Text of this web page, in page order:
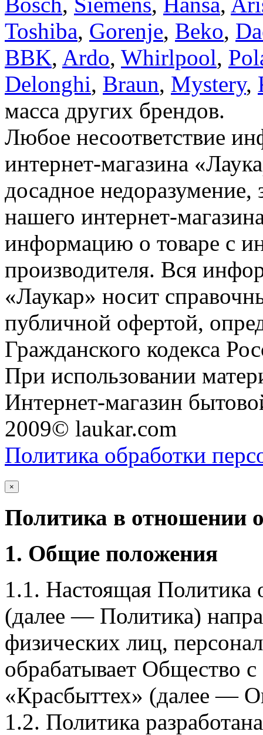
Toshiba, Gorenje, Beko,
BBK, Ardo, Whirlpool,
Delonghi, Braun, Mystery,
масса других брендов.
Любое несоответствие
интернет-магазина
досадное недоразумение,
нашего интернет-
информацию о товаре с
производителя. Вся
«Лаукар» носит
публичной офертой,
Гражданского кодекса
При использовании
Интернет-магазин
2009© laukar.com
Политика обработки
×
Политика в отношении
1. Общие положения
1.1. Настоящая Политика
(далее — Политика)
физических лиц,
обрабатывает Общество
«Красбыттех» (далее —
1.2. Политика